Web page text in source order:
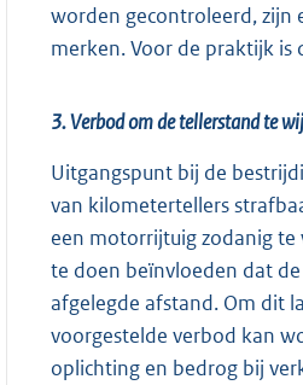
worden gecontroleerd, zijn
merken. Voor de praktijk is
3. Verbod om de tellerstand te
Uitgangspunt bij de
van kilometertellers
een motorrijtuig zodanig
te doen beïnvloeden dat
afgelegde afstand. Om dit
voorgestelde verbod kan
oplichting en bedrog bij